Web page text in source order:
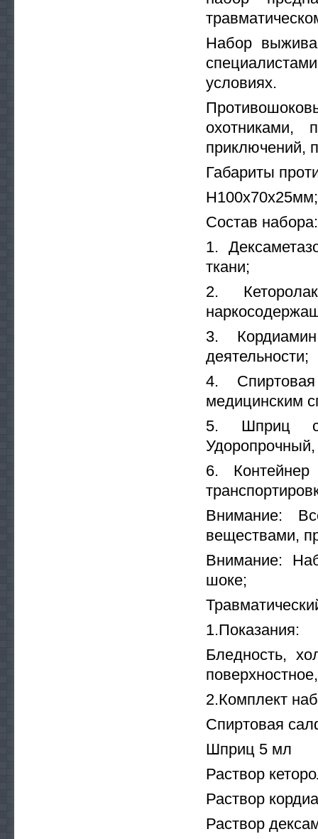
Набор
условиях.
охотниками,
приключений,
Габариты
Н100х70х25мм;
Состав набора:
1.
ткани;
2.
3.
деятельности;
4.
медицинским
5. Шприц
6.
Внимание:
веществами,
Внимание:
шоке;
1.Показания:
Бледность,
2.Комплект
Спиртовая
Шприц 5 мл
Раствор
Раствор
Раствор